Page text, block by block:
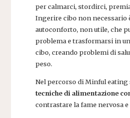
per calmarci, stordirci,
Ingerire cibo non necessario
autoconforto, non utile, che
problema e trasformarsi in
cibo, creando problemi di
peso.
Nel percorso di Minful
tecniche di alimentazione
contrastare la fame nervosa e